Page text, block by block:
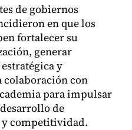
de gobiernos
en que los
fortalecer su
generar
y
colaboración con
para impulsar
de
competitividad.